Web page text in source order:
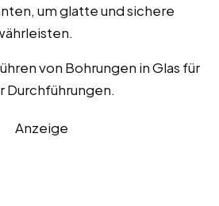
um glatte und sichere
von Bohrungen in Glas für
Durchführungen.
Anzeige